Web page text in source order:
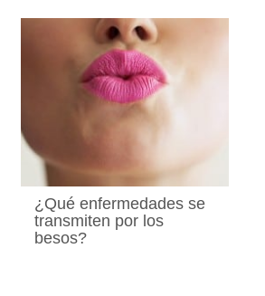
¿Qué enfermedades se
transmiten por los
besos?